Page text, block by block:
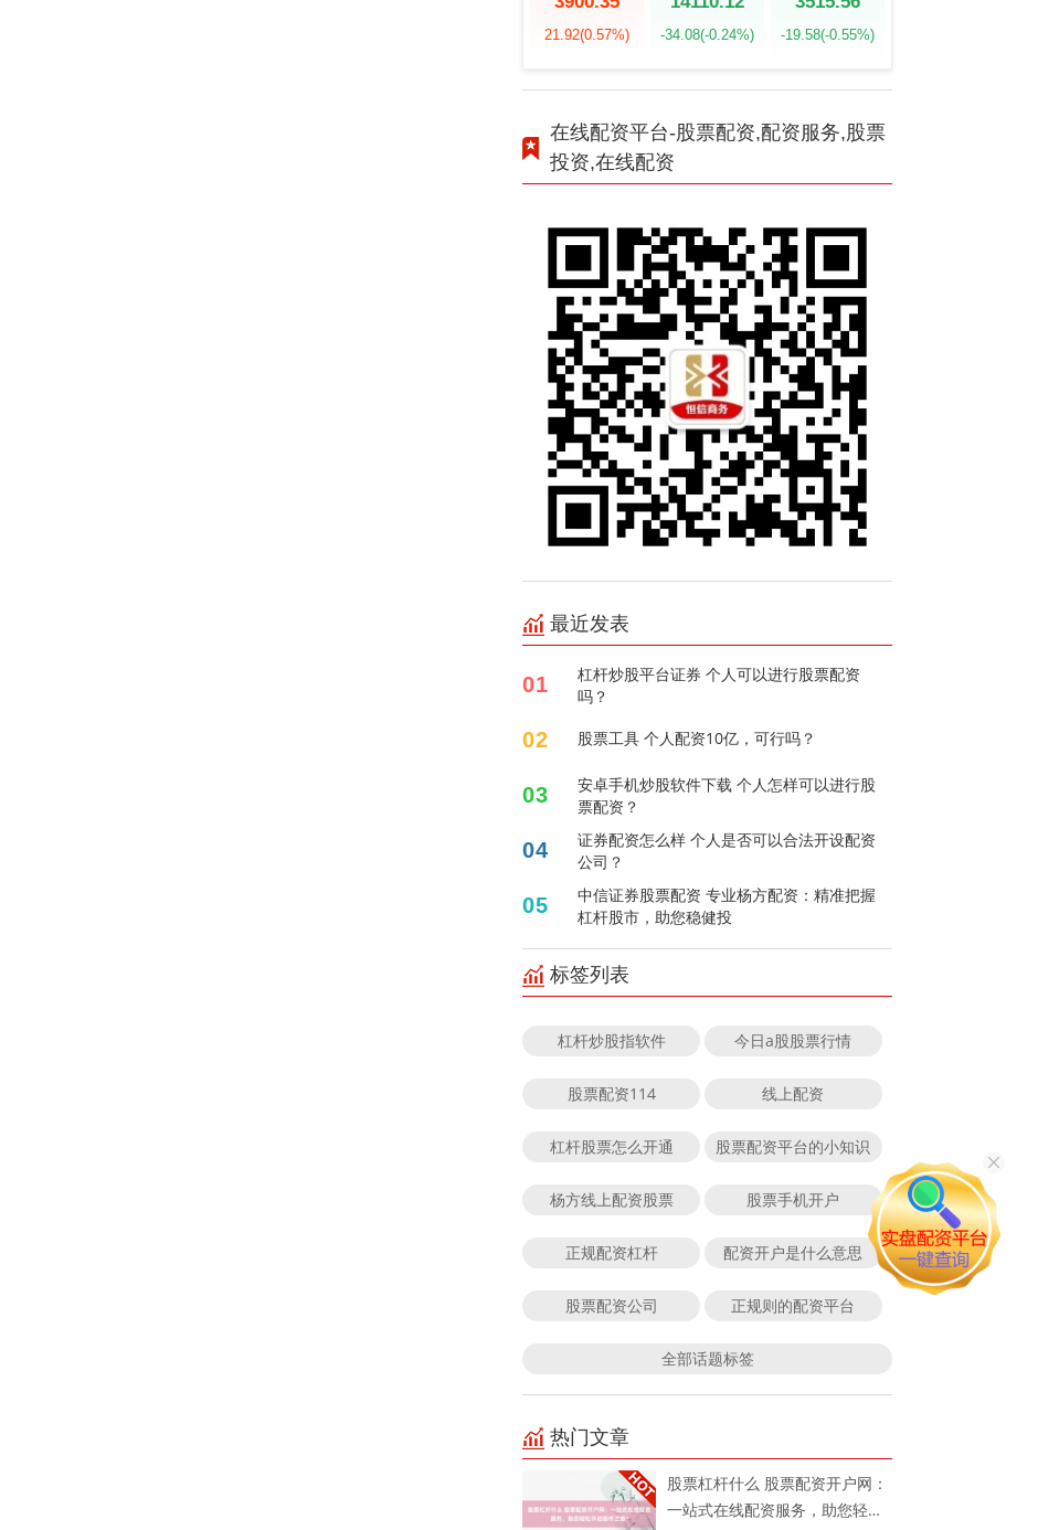
21.92(0.57%) -34.08(-0.24%) -19.58(-0.55%)
在线配资平台-股票配资,配资服务,股票
投资,在线配资
最近发表
01
杠杆炒股平台证券 个人可以进行股票配资
吗？
02 股票工具 个人配资10亿，可行吗？
03
安卓手机炒股软件下载 个人怎样可以进行股
票配资？
04
证券配资怎么样 个人是否可以合法开设配资
公司？
05
中信证券股票配资 专业杨方配资：精准把握
杠杆股市，助您稳健投
标签列表
杠杆炒股指软件 今日a股股票行情
股票配资114 线上配资
杠杆股票怎么开通 股票配资平台的小知识
杨方线上配资股票 股票手机开户
正规配资杠杆 配资开户是什么意思
股票配资公司 正规则的配资平台
全部话题标签
热门文章
股票杠杆什么 股票配资开户网：
一站式在线配资服务，助您轻松